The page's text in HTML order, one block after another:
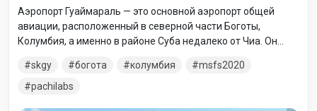
Аэропорт Гуаймараль — это основной аэропорт общей
авиации, расположенный в северной части Боготы,
Колумбия, а именно в районе Суба недалеко от Чиа. Он
международного аэропорта Эль-Дорадо, обслуживая в
основном легкие самолеты, летные школы (например,
skgy богота колумбия
msfs2020
pachilabs